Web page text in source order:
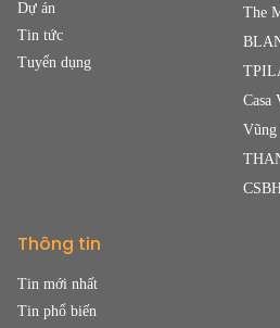
Dự án
Tin tức
Tuyển dụng
The
Casa
Vũng
Thông tin
Tin mới nhất
Tin phổ biến